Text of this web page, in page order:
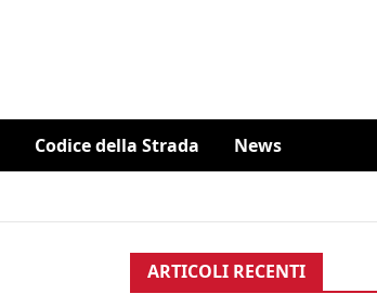
Codice della Strada News
ARTICOLI RECENTI